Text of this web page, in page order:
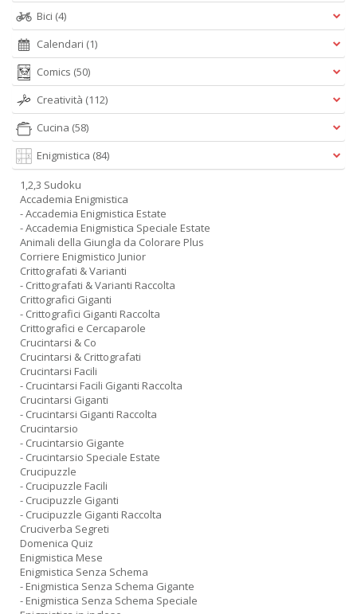
Bici (4)
Calendari (1)
Comics (50)
Creatività (112)
Cucina (58)
Enigmistica (84)
1,2,3 Sudoku
Accademia Enigmistica
- Accademia Enigmistica Estate
- Accademia Enigmistica Speciale Estate
Animali della Giungla da Colorare Plus
Corriere Enigmistico Junior
Crittografati & Varianti
- Crittografati & Varianti Raccolta
Crittografici Giganti
- Crittografici Giganti Raccolta
Crittografici e Cercaparole
Crucintarsi & Co
Crucintarsi & Crittografati
Crucintarsi Facili
- Crucintarsi Facili Giganti Raccolta
Crucintarsi Giganti
- Crucintarsi Giganti Raccolta
Crucintarsio
- Crucintarsio Gigante
- Crucintarsio Speciale Estate
Crucipuzzle
- Crucipuzzle Facili
- Crucipuzzle Giganti
- Crucipuzzle Giganti Raccolta
Cruciverba Segreti
Domenica Quiz
Enigmistica Mese
Enigmistica Senza Schema
- Enigmistica Senza Schema Gigante
- Enigmistica Senza Schema Speciale